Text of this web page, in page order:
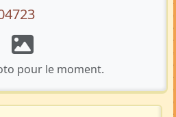
pour le moment.